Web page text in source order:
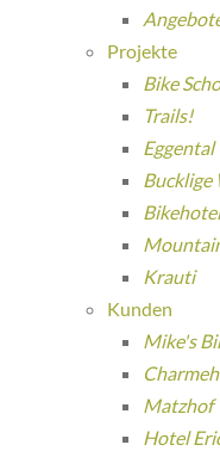
Projekte
Bike
Trails!
Eggental
Bucklige
Krauti
Kunden
Mike's
Matzhof
Hotel